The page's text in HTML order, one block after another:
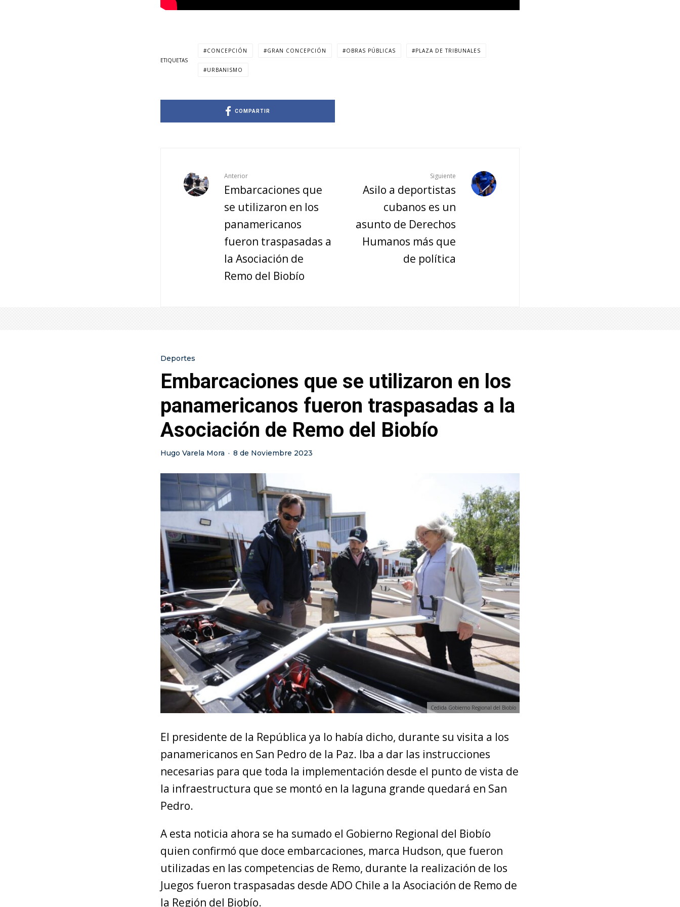
ETIQUETAS
CONCEPCIÓN GRAN CONCEPCIÓN OBRAS PÚBLICAS PLAZA DE TRIBUNALES
URBANISMO
COMPARTIR
Anterior
Embarcaciones que
se utilizaron en los
panamericanos
fueron traspasadas a
la Asociación de
Remo del Biobío
Siguiente
Asilo a deportistas
cubanos es un
asunto de Derechos
Humanos más que
de política
Deportes
Embarcaciones que se utilizaron en los
panamericanos fueron traspasadas a la
Asociación de Remo del Biobío
Hugo Varela Mora · 8 de Noviembre 2023
Cedida Gobierno Regional del Biobío
El presidente de la República ya lo había dicho, durante su visita a los
panamericanos en San Pedro de la Paz. Iba a dar las instrucciones
necesarias para que toda la implementación desde el punto de vista de
la infraestructura que se montó en la laguna grande quedará en San
Pedro.
A esta noticia ahora se ha sumado el Gobierno Regional del Biobío
quien confirmó que doce embarcaciones, marca Hudson, que fueron
utilizadas en las competencias de Remo, durante la realización de los
Juegos fueron traspasadas desde ADO Chile a la Asociación de Remo de
la Región del Biobío.